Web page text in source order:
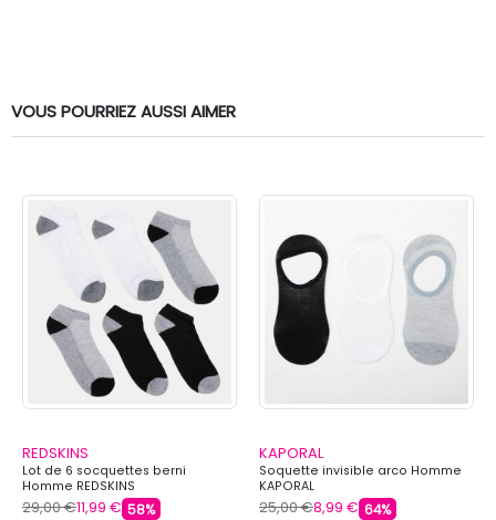
VOUS POURRIEZ AUSSI AIMER
REDSKINS
Lot de 6 socquettes berni
Homme REDSKINS
29,00 €11,99 € 58%
KAPORAL
Soquette invisible arco Homme
KAPORAL
25,00 €8,99 € 64%